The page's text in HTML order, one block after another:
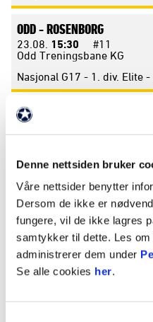
Denne nettsiden bruker
Våre nettsider benytter
Dersom de ikke er
fungere, vil de ikke lagres
samtykker til dette. Les
administrerer dem under
Se alle cookies her.
ODD -ROSENBORG
23.08. 15:30
#11
Odd Treningsbane KG
Nasjonal G17 - 1. div. Elite
START -
Sparebanken Norge Arena
Nasjonal G17 - 1. div. Elite -
SEPTEMBER 2026
TROMSØ -ODD
05.09. 13:30
#9
Romssa Arena